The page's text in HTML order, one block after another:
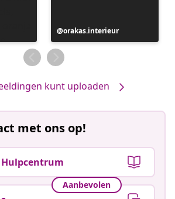
Bericht
gepubliceerd
door
orakas.interieur
kunt uploaden
met ons op!
Aanbevolen